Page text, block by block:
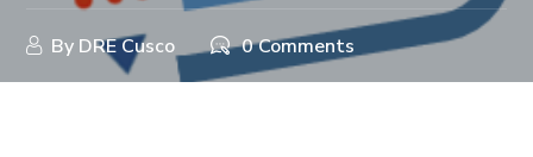
By DRE Cusco 0 Comments